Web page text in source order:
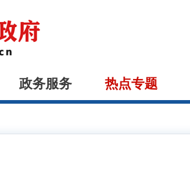
政务服务 热点专题